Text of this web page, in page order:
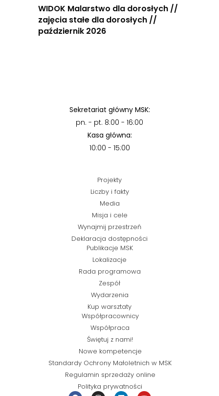
WIDOK Malarstwo dla dorosłych //
zajęcia stałe dla dorosłych //
październik 2026
Sekretariat główny MSK:
pn. - pt. 8:00 - 16:00
Kasa główna:
10:00 - 15:00
Projekty
Liczby i fakty
Media
Misja i cele
Wynajmij przestrzeń
Deklaracja dostępności
Publikacje MSK
Lokalizacje
Rada programowa
Zespół
Wydarzenia
Kup warsztaty
Współpracownicy
Współpraca
Świętuj z nami!
Nowe kompetencje
Standardy Ochrony Małoletnich w MSK
Regulamin sprzedaży online
Polityka prywatności